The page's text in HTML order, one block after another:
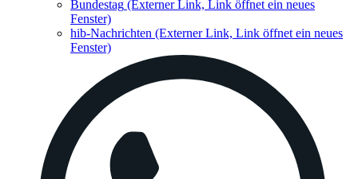
Bundestag (Externer Link, Link öffnet ein neues
Fenster)
hib-Nachrichten (Externer Link, Link öffnet ein neues
Fenster)